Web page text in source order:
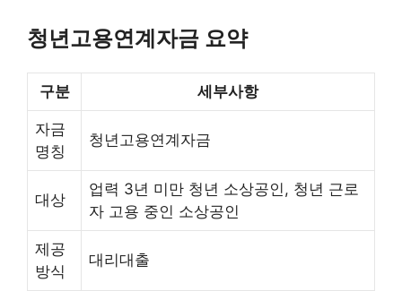
청년고용연계자금 요약
구분 세부사항
자금
명칭
청년고용연계자금
대상
업력 3년 미만 청년 소상공인, 청년 근로
자 고용 중인 소상공인
제공
방식
대리대출